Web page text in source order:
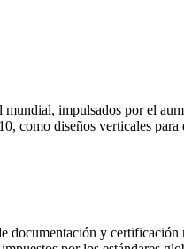
impulsados ​​por el
como diseños verticales para
documentación y